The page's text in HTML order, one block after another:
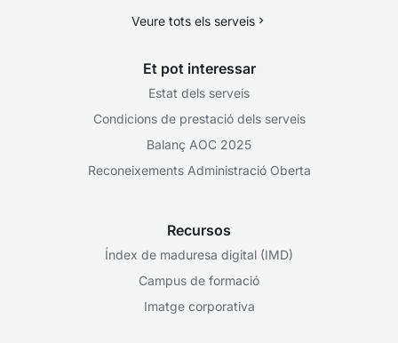
Veure tots els serveis
Et pot interessar
Estat dels serveis
Condicions de prestació dels serveis
Balanç AOC 2025
Reconeixements Administració Oberta
Recursos
Índex de maduresa digital (IMD)
Campus de formació
Imatge corporativa